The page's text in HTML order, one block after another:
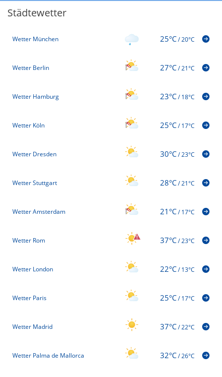
Städtewetter
Wetter München 25°C/20°C
Wetter Berlin 27°C/21°C
Wetter Hamburg 23°C/18°C
Wetter Köln 25°C/17°C
Wetter Dresden 30°C/23°C
Wetter Stuttgart 28°C/21°C
Wetter Amsterdam 21°C/17°C
Wetter Rom 37°C/23°C
Wetter London 22°C/13°C
Wetter Paris 25°C/17°C
Wetter Madrid 37°C/22°C
Wetter Palma de Mallorca 32°C/26°C